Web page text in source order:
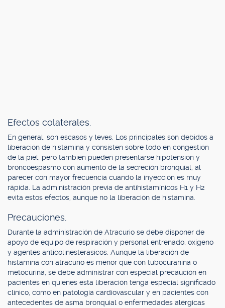
Efectos colaterales.
En general, son escasos y leves. Los principales son debidos a
liberación de histamina y consisten sobre todo en congestión
de la piel, pero también pueden presentarse hipotensión y
broncoespasmo con aumento de la secreción bronquial, al
parecer con mayor frecuencia cuando la inyección es muy
rápida. La administración previa de antihistamínicos H1 y H2
evita estos efectos, aunque no la liberación de histamina.
Precauciones.
Durante la administración de Atracurio se debe disponer de
apoyo de equipo de respiración y personal entrenado, oxígeno
y agentes anticolinesterásicos. Aunque la liberación de
histamina con atracurio es menor que con tubocuranina o
metocurina, se debe administrar con especial precaución en
pacientes en quienes esta liberación tenga especial significado
clínico, como en patología cardiovascular y en pacientes con
antecedentes de asma bronquial o enfermedades alérgicas